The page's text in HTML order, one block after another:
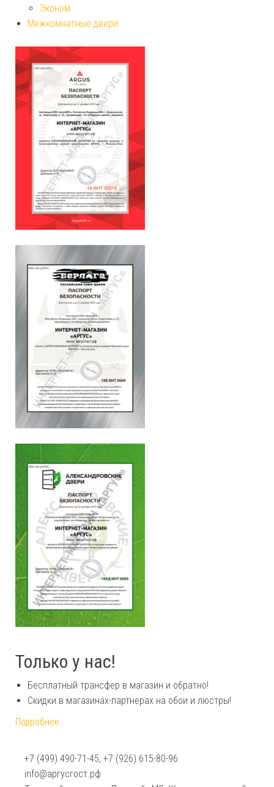
Эконом
Межкомнатные двери
Только у нас!
Бесплатный трансфер в магазин и обратно!
Скидки в магазинах-партнерах на обои и люстры!
Подробнее...
+7 (499) 490-71-45, +7 (926) 615-80-96
info@аргусгост.рф